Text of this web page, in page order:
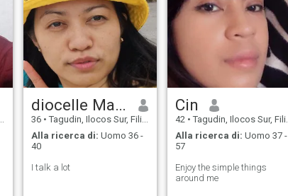
diocelle Marie
36 • Tagudin, Ilocos Sur, Filippine
Alla ricerca di: Uomo 36 -
40
I talk a lot
Cin
42 • Tagudin, Ilocos Sur, Filippine
Alla ricerca di: Uomo 37 -
57
Enjoy the simple things
around me